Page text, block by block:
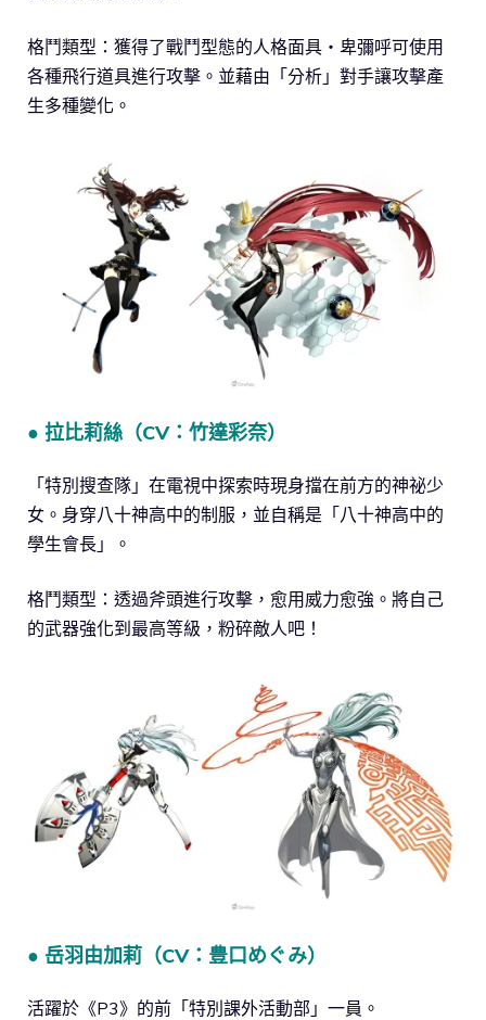
格鬥類型：獲得了戰鬥型態的人格面具・卑彌呼可使用
各種飛行道具進行攻擊。並藉由「分析」對手讓攻擊產
生多種變化。
● 拉比莉絲（CV：竹達彩奈）
「特別搜查隊」在電視中探索時現身擋在前方的神祕少
女。身穿八十神高中的制服，並自稱是「八十神高中的
學生會長」。
格鬥類型：透過斧頭進行攻擊，愈用威力愈強。將自己
的武器強化到最高等級，粉碎敵人吧！
● 岳羽由加莉（CV：豊口めぐみ）
活躍於《P3》的前「特別課外活動部」一員。